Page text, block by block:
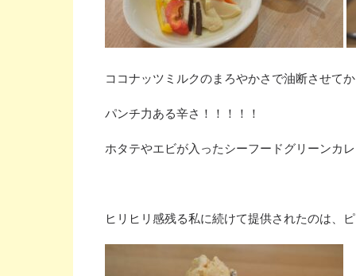
ココナッツミルクのまろやかさで油断させて
パンチ力ある辛さ！！！！！
ホタテやエビが入ったシーフードグリーンカ
ヒリヒリ感残る私に続けて提供されたのは、